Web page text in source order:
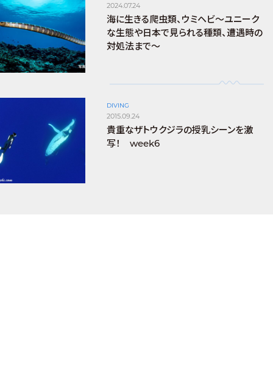
2024.07.24
海に生きる爬虫類、ウミヘビ～ユニーク
な生態や日本で見られる種類、遭遇時の
対処法まで～
DIVING
2015.09.24
貴重なザトウクジラの授乳シーンを激
写！ week6